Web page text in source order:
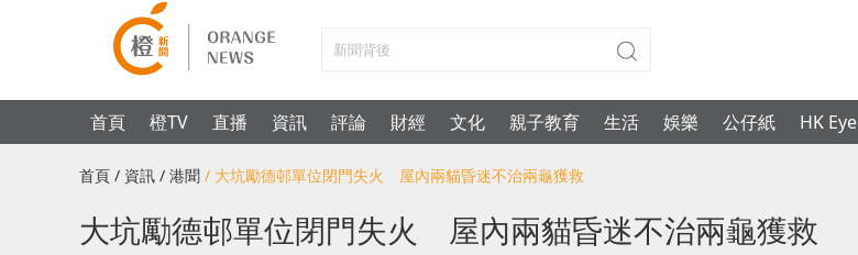
首頁 橙TV 直播 資訊 評論 財經 文化 親子教育 生活 娛樂 公仔紙 HK Eye
首頁 / 資訊 / 港聞 / 大坑勵德邨單位閉門失火 屋內兩貓昏迷不治兩龜獲救
大坑勵德邨單位閉門失火 屋內兩貓昏迷不治兩龜獲救